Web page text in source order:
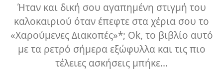
Ήταν και δική σου αγαπημένη στιγμή του
καλοκαιριού όταν έπεφτε στα χέρια σου το
«Χαρούμενες Διακοπές»*; Ok, το βιβλίο αυτό
με τα ρετρό σήμερα εξώφυλλα και τις πιο
τέλειες ασκήσεις μπήκε…